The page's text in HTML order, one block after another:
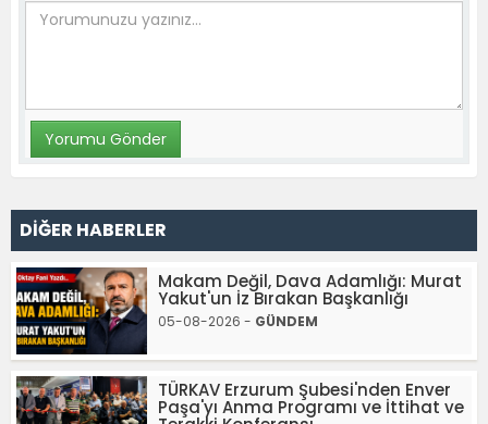
DİĞER HABERLER
Makam Değil, Dava Adamlığı: Murat
Yakut'un İz Bırakan Başkanlığı
05-08-2026 - GÜNDEM
TÜRKAV Erzurum Şubesi'nden Enver
Paşa'yı Anma Programı ve İttihat ve